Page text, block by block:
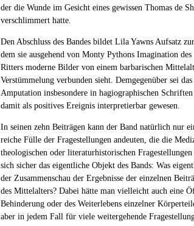
der die Wunde im Gesicht eines gewissen Thomas de
verschlimmert hatte.
Den Abschluss des Bandes bildet Lila Yawns Aufsatz
dem sie ausgehend von Monty Pythons Imagination
Ritters moderne Bilder von einem barbarischen
Verstümmelung verbunden sieht. Demgegenüber sei
Amputation insbesondere in hagiographischen
damit als positives Ereignis interpretierbar gewesen.
In seinen zehn Beiträgen kann der Band natürlich nur
reiche Fülle der Fragestellungen andeuten, die die
theologischen oder literaturhistorischen
sich sicher das eigentliche Objekt des Bands: Was
der Zusammenschau der Ergebnisse der einzelnen
des Mittelalters? Dabei hätte man vielleicht auch eine
Behinderung oder des Weiterlebens einzelner
aber in jedem Fall für viele weitergehende